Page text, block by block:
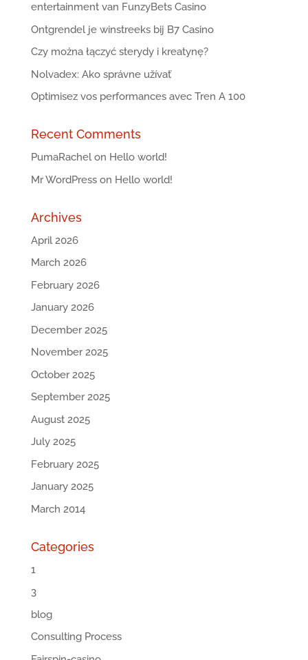
entertainment van FunzyBets Casino
Ontgrendel je winstreeks bij B7 Casino
Czy można łączyć sterydy i kreatynę?
Nolvadex: Ako správne užívať
Optimisez vos performances avec Tren A 100
Recent Comments
PumaRachelon Hello world!
Mr WordPresson Hello world!
Archives
April 2026
March 2026
February 2026
January 2026
December 2025
November 2025
October 2025
September 2025
August 2025
July 2025
February 2025
January 2025
March 2014
Categories
1
3
blog
Consulting Process